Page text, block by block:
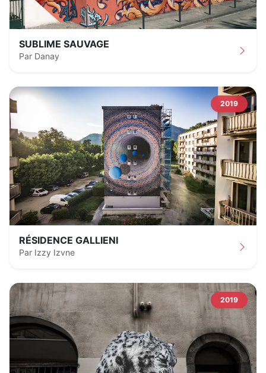
SUBLIME SAUVAGE
Par Danay
2019
RÉSIDENCE GALLIENI
Par Izzy Izvne
2019